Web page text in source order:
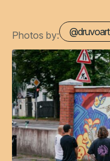
Photos by: @druvoart